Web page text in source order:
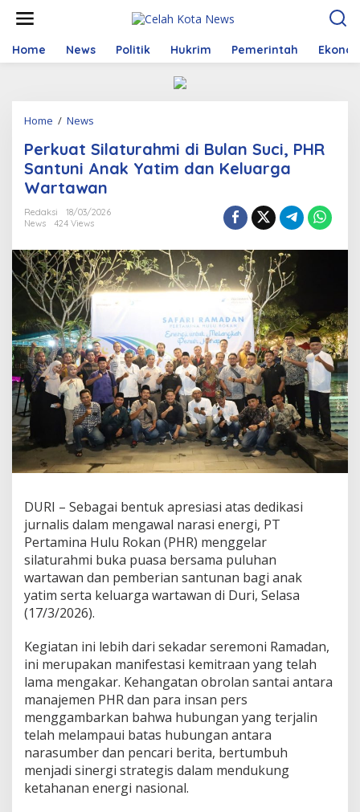
t
Home News Politik Hukrim Pemerintah
Home / News
r
k
u
a
t
l
a
t
u
h
m
i
d
B
u
l
a
n
c
i
,
P
H
R
S
t
u
n
i
A
n
k
Y
a
t
Perkuat Silaturahmi di Bulan Suci, PHR
Santuni Anak Yatim dan Keluarga
Wartawan
Redaksi
18/03/2026
News
424 Views
DURI – Sebagai bentuk apresiasi atas dedikasi
jurnalis dalam mengawal narasi energi, PT
Pertamina Hulu Rokan (PHR) menggelar
silaturahmi buka puasa bersama puluhan
wartawan dan pemberian santunan bagi anak
yatim serta keluarga wartawan di Duri, Selasa
(17/3/2026).
Kegiatan ini lebih dari sekadar seremoni Ramadan,
ini merupakan manifestasi kemitraan yang telah
lama mengakar. Kehangatan obrolan santai antara
manajemen PHR dan para insan pers
menggambarkan bahwa hubungan yang terjalin
telah melampaui batas hubungan antara
narasumber dan pencari berita, bertumbuh
menjadi sinergi strategis dalam mendukung
ketahanan energi nasional.